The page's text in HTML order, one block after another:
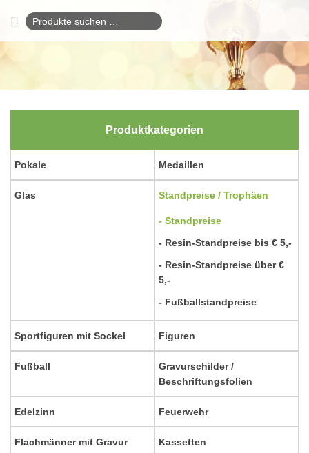
Suchen
nach:
Produktkategorien
Pokale Medaillen
Glas Standpreise / Trophäen
Standpreise
Resin-Standpreise bis € 5,-
Resin-Standpreise über €
5,-
Fußballstandpreise
Sportfiguren mit Sockel Figuren
Fußball
Gravurschilder /
Beschriftungsfolien
Edelzinn Feuerwehr
Flachmänner mit Gravur Kassetten